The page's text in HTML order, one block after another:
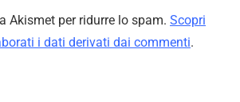
Akismet per ridurre lo spam. Scopri
i dati derivati dai commenti.